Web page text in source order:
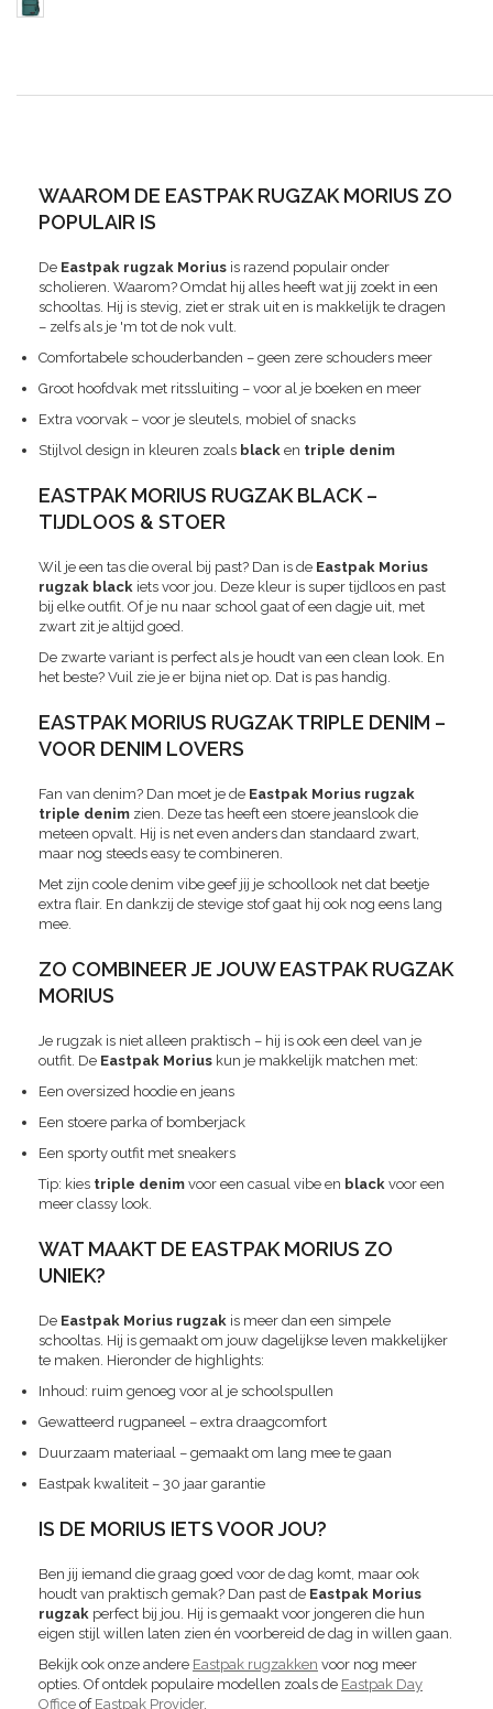
WAAROM DE EASTPAK RUGZAK MORIUS ZO
POPULAIR IS
De Eastpak rugzak Morius is razend populair onder
scholieren. Waarom? Omdat hij alles heeft wat jij zoekt in een
schooltas. Hij is stevig, ziet er strak uit en is makkelijk te dragen
– zelfs als je 'm tot de nok vult.
Comfortabele schouderbanden – geen zere schouders meer
Groot hoofdvak met ritssluiting – voor al je boeken en meer
Extra voorvak – voor je sleutels, mobiel of snacks
Stijlvol design in kleuren zoals black en triple denim
EASTPAK MORIUS RUGZAK BLACK –
TIJDLOOS & STOER
Wil je een tas die overal bij past? Dan is de Eastpak Morius
rugzak black iets voor jou. Deze kleur is super tijdloos en past
bij elke outfit. Of je nu naar school gaat of een dagje uit, met
zwart zit je altijd goed.
De zwarte variant is perfect als je houdt van een clean look. En
het beste? Vuil zie je er bijna niet op. Dat is pas handig.
EASTPAK MORIUS RUGZAK TRIPLE DENIM –
VOOR DENIM LOVERS
Fan van denim? Dan moet je de Eastpak Morius rugzak
triple denim zien. Deze tas heeft een stoere jeanslook die
meteen opvalt. Hij is net even anders dan standaard zwart,
maar nog steeds easy te combineren.
Met zijn coole denim vibe geef jij je schoollook net dat beetje
extra flair. En dankzij de stevige stof gaat hij ook nog eens lang
mee.
ZO COMBINEER JE JOUW EASTPAK RUGZAK
MORIUS
Je rugzak is niet alleen praktisch – hij is ook een deel van je
outfit. De Eastpak Morius kun je makkelijk matchen met:
Een oversized hoodie en jeans
Een stoere parka of bomberjack
Een sporty outfit met sneakers
Tip: kies triple denim voor een casual vibe en black voor een
meer classy look.
WAT MAAKT DE EASTPAK MORIUS ZO
UNIEK?
De Eastpak Morius rugzak is meer dan een simpele
schooltas. Hij is gemaakt om jouw dagelijkse leven makkelijker
te maken. Hieronder de highlights:
Inhoud: ruim genoeg voor al je schoolspullen
Gewatteerd rugpaneel – extra draagcomfort
Duurzaam materiaal – gemaakt om lang mee te gaan
Eastpak kwaliteit – 30 jaar garantie
IS DE MORIUS IETS VOOR JOU?
Ben jij iemand die graag goed voor de dag komt, maar ook
houdt van praktisch gemak? Dan past de Eastpak Morius
rugzak perfect bij jou. Hij is gemaakt voor jongeren die hun
eigen stijl willen laten zien én voorbereid de dag in willen gaan.
Bekijk ook onze andere Eastpak rugzakken voor nog meer
opties. Of ontdek populaire modellen zoals de Eastpak Day
Office of Eastpak Provider.